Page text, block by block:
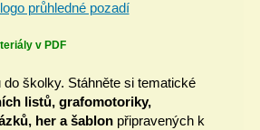
v PDF
školky. Stáhněte si tematické
listů, grafomotoriky,
her a šablon připravených k